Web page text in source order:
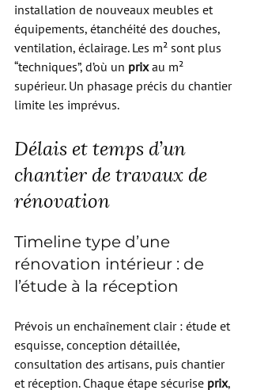
installation de nouveaux meubles et
équipements, étanchéité des douches,
ventilation, éclairage. Les m² sont plus
“techniques”, d’où un prix au m²
supérieur. Un phasage précis du chantier
limite les imprévus.
Délais et temps d’un
chantier de travaux de
rénovation
Timeline type d’une
rénovation intérieur : de
l’étude à la réception
Prévois un enchaînement clair : étude et
esquisse, conception détaillée,
consultation des artisans, puis chantier
et réception. Chaque étape sécurise prix,